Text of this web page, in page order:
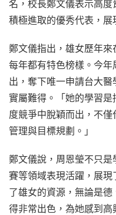
名，校長鄭文儀表示高度
積極進取的優秀代表，展
鄭文儀指出，雄女歷年來
每年都有特色榜樣。今
出，奪下唯一申請台大醫
實屬難得。「她的學習
度競爭中脫穎而出，不
管理與目標規劃。」
鄭文儀說，周恩瑩不只
賽等領域表現活躍，展
了雄女的資源，無論是
得非常出色，為她感到